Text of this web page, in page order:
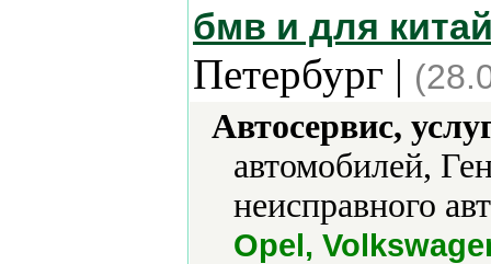
бмв и для
Петербург |
Автосервис,
автомобилей,
неисправного
Opel,